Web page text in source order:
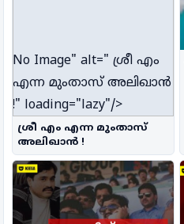
No Image" alt=" ശ്രീ എം
എന്ന മുംതാസ് അലിഖാൻ
!" loading="lazy"/>
ശ്രീ എം എന്ന മുംതാസ്
അലിഖാൻ !